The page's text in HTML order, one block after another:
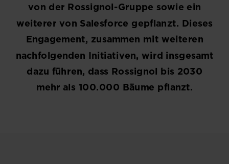
von der Rossignol-Gruppe sowie ein
weiterer von Salesforce gepflanzt. Dieses
Engagement, zusammen mit weiteren
nachfolgenden Initiativen, wird insgesamt
dazu führen, dass Rossignol bis 2030
mehr als 100.000 Bäume pflanzt.